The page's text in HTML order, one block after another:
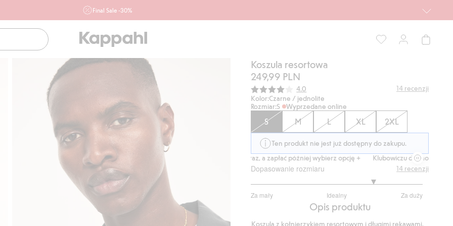
Final Sale -30%
ofertę, również z działu outlet do 10.8 w sklepach Kappahl i
Newbie oraz na kappahl.com. Ofert nie łączymy
Mężczyzna
Dziecko
Niemowlę
Koszula resortowa
249,99 PLN
Średnia ocena:
4.0 14 recenzji
Kolor:Czarne / jednolite
Rozmiar:S Wyprzedane online
S M L XL 2XL
Ten produkt nie jest już dostępny do zakupu.
Klubowiczu darmowa dostawa od 150 zł
Kup teraz, a zapłać później wybierz opcję + Klubowiczu darmowa
Dopasowanie rozmiaru
Za mały Idealny Za duży
na
14 recenzji
Opis produktu
Koszula z kołnierzykiem resortowym i długimi rękawami.